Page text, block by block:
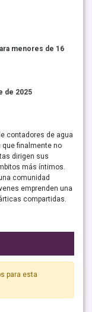
menores de 16
de 2025
contadores de agua
que finalmente no
dirigen sus
más íntimos.
comunidad
emprenden una
compartidas.
para esta